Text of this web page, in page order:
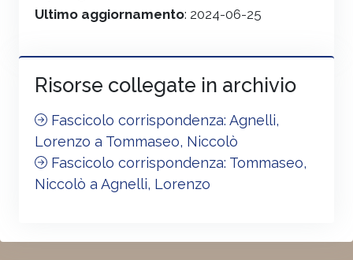
Ultimo aggiornamento: 2024-06-25
Risorse collegate in archivio
Fascicolo corrispondenza: Agnelli,
Lorenzo a Tommaseo, Niccolò
Fascicolo corrispondenza: Tommaseo,
Niccolò a Agnelli, Lorenzo